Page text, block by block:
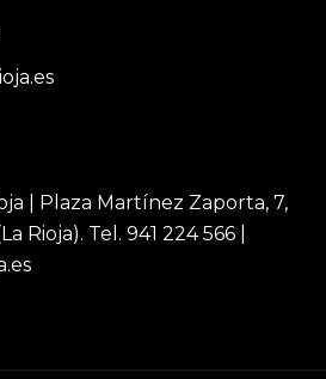
| Plaza Martínez Zaporta, 7,
Rioja). Tel. 941 224 566 |